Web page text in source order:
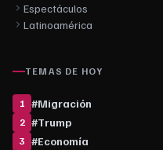
Espectáculos
Latinoamérica
TEMAS DE HOY
1 #Migración
2 #Trump
3 #Economía